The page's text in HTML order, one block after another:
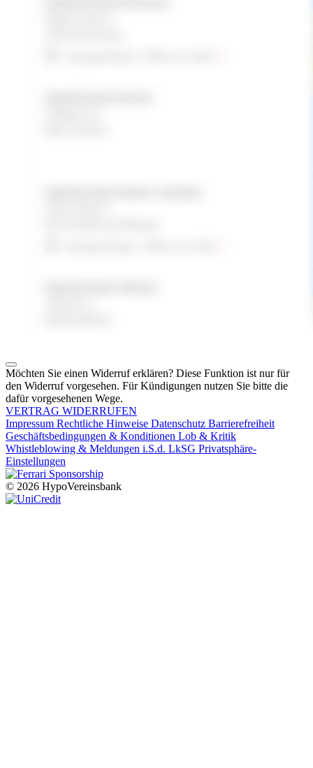
Möchten Sie einen Widerruf erklären? Diese Funktion ist nur für
den Widerruf vorgesehen. Für Kündigungen nutzen Sie bitte die
dafür vorgesehenen Wege.
VERTRAG WIDERRUFEN
Impressum Rechtliche Hinweise Datenschutz Barrierefreiheit
Geschäftsbedingungen & Konditionen Lob & Kritik
Whistleblowing & Meldungen i.S.d. LkSG Privatsphäre-
Einstellungen
© 2026 HypoVereinsbank